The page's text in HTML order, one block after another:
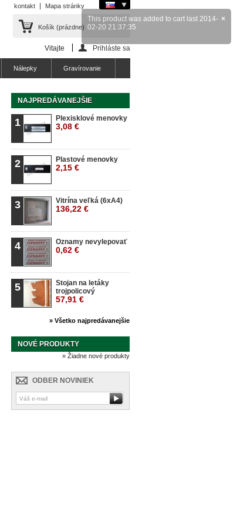
kontakt Mapa stránky
Košík (prázdne)
Vitajte Prihláste sa
Nálepky Gravírovanie
NAJPREDÁVANEJŠIE
1 Plexisklové menovky
3,08 €
2 Plastové menovky
2,15 €
3 Vitrína veľká (6xA4)
136,22 €
4 Oznamy nevylepovať
0,62 €
5
Stojan na letáky
trojpolicový
57,91 €
» Všetko najpredávanejšie
NOVÉ PRODUKTY
» Žiadne nové produkty
ODBER NOVINIEK